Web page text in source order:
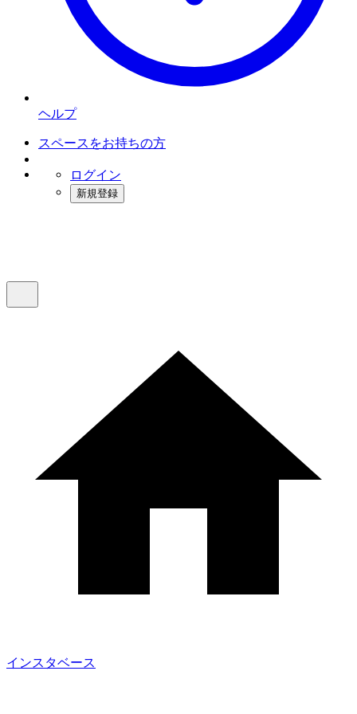
ヘルプ
スペースをお持ちの方
ログイン
新規登録
インスタベース